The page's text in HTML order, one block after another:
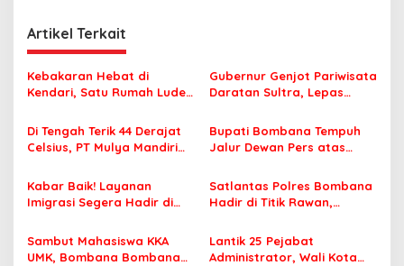
i
g
a
s
i
p
s
Artikel Terkait
Kebakaran Hebat di
Kendari, Satu Rumah Ludes
Gubernur Genjot Pariwisata
Daratan Sultra, Lepas
Tiga Kabupaten Unggulan
Di Tengah Terik 44 Derajat
Celsius, PT Mulya Mandiri
Jamaah Tetap Sehat dan
Nyaman Beribadah
Bupati Bombana Tempuh
Jalur Dewan Pers atas
Korupsi Jembatan Cirauci II
Kabar Baik! Layanan
Imigrasi Segera Hadir di
Perlu Lagi ke Kendari
Satlantas Polres Bombana
Hadir di Titik Rawan,
Sekolah dengan Aman
Sambut Mahasiswa KKA
UMK, Bombana Bombana
Lantik 25 Pejabat
Administrator, Wali Kota